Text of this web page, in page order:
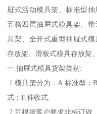
屉式活动模具架、标准型
五格四层抽屉式模具架、
具架、全开式重型抽屉式
存放架、滑板式模具存放架
一.抽屉式模具货架类别:
1.模具架分为：A.标准型；
式；F.伸收式.
2.可根据客户要求非标订做.